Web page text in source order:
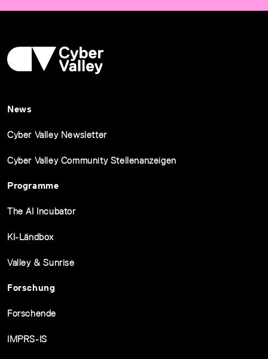
News
Cyber Valley Newsletter
Cyber Valley Community Stellenanzeigen
Programme
The AI Incubator
KI-Ländbox
Valley & Sunrise
Forschung
Forschende
IMPRS-IS